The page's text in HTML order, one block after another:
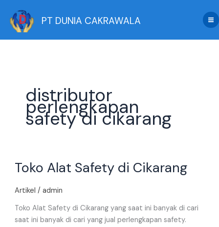
content
PT DUNIA CAKRAWALA
distributor
perlengkapan
safety di cikarang
Toko Alat Safety di Cikarang
Artikel / admin
Toko Alat Safety di Cikarang yang saat ini banyak di cari
saat ini banyak di cari yang jual perlengkapan safety.
Alat
di